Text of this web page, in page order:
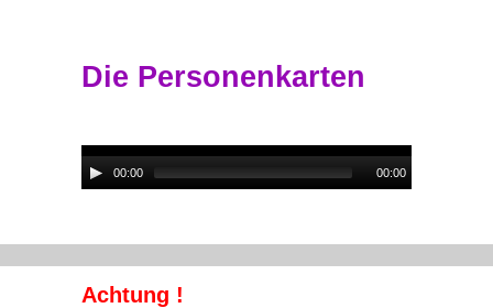
Die Personenkarten
Audio-
Player00:00 00:00
Achtung !